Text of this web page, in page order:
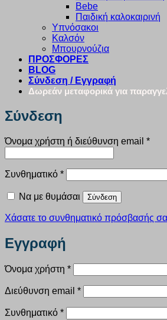
Bebe
Παιδική καλοκαιρινή
Υπνόσακοι
Καλσόν
Μπουρνούζια
ΠΡΟΣΦΟΡΕΣ
BLOG
Σύνδεση / Εγγραφή
Δωρεάν μεταφορικά για
Σύνδεση
Όνομα χρήστη ή διεύθυνση email *
Συνθηματικό *Απαιτείται
Να με θυμάσαι Σύνδεση
Χάσατε το συνθηματικό πρόσβασής
Εγγραφή
Όνομα χρήστη *Απαιτείται
Διεύθυνση email *Απαιτείται
Συνθηματικό *Απαιτείται